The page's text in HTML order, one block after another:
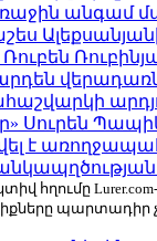
անգամ
Սուրեն
է
ակտիվ հղումը